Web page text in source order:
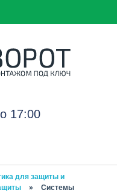
17:00
для защиты и
»
Системы